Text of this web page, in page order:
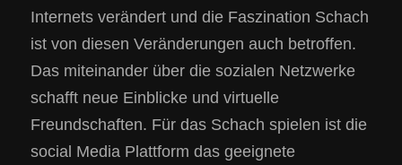
Internets verändert und die Faszination Schach
ist von diesen Veränderungen auch betroffen.
Das miteinander über die sozialen Netzwerke
schafft neue Einblicke und virtuelle
Freundschaften. Für das Schach spielen ist die
social Media Plattform das geeignete